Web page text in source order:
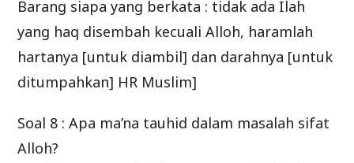
Barang siapa yang berkata : tidak ada Ilah
yang haq disembah kecuali Alloh, haramlah
hartanya [untuk diambil] dan darahnya [untuk
ditumpahkan] HR Muslim]
Soal 8 : Apa ma’na tauhid dalam masalah sifat
Alloh?